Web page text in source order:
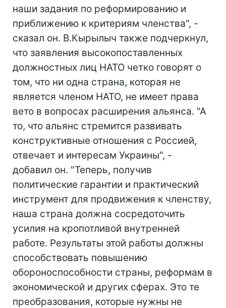
наши задания по реформированию и
приближению к критериям членства", -
сказал он. В.Кырылыч также подчеркнул,
что заявления высокопоставленных
должностных лиц НАТО четко говорят о
том, что ни одна страна, которая не
является членом НАТО, не имеет права
вето в вопросах расширения альянса. "А
то, что альянс стремится развивать
конструктивные отношения с Россией,
отвечает и интересам Украины", -
добавил он. "Теперь, получив
политические гарантии и практический
инструмент для продвижения к членству,
наша страна должна сосредоточить
усилия на кропотливой внутренней
работе. Результаты этой работы должны
способствовать повышению
обороноспособности страны, реформам в
экономической и других сферах. Это те
преобразования, которые нужны не